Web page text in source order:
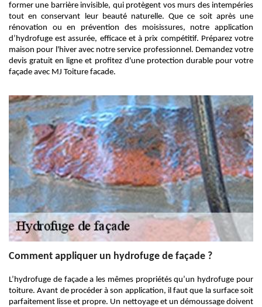
former une barrière invisible, qui protègent vos murs des intempéries
tout en conservant leur beauté naturelle. Que ce soit après une
rénovation ou en prévention des moisissures, notre application
d’hydrofuge est assurée, efficace et à prix compétitif. Préparez votre
maison pour l'hiver avec notre service professionnel. Demandez votre
devis gratuit en ligne et profitez d'une protection durable pour votre
façade avec MJ Toiture facade.
Comment appliquer un hydrofuge de façade ?
L’hydrofuge de façade a les mêmes propriétés qu’un hydrofuge pour
toiture. Avant de procéder à son application, il faut que la surface soit
parfaitement lisse et propre. Un nettoyage et un démoussage doivent